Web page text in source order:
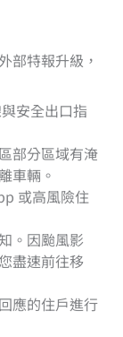
部特報升級，
安全出口指
部分區域有淹
車輛。
或高風險住
。因颱風影
盡速前往移
應的住戶進行